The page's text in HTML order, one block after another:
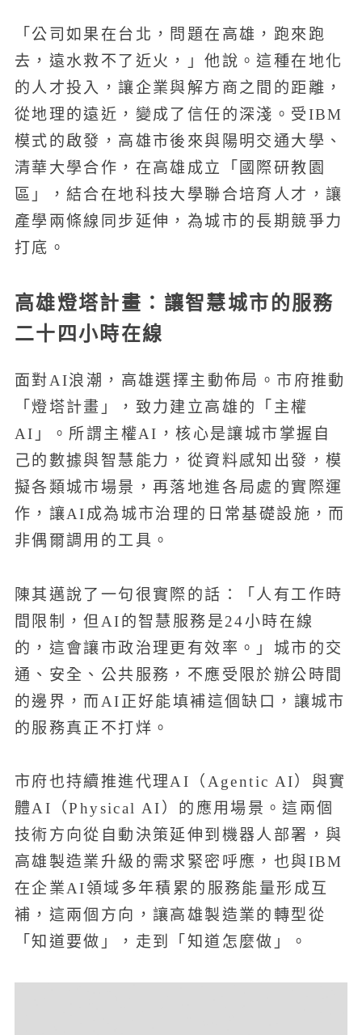
「公司如果在台北，問題在高雄，跑來跑
去，遠水救不了近火，」他說。這種在地化
的人才投入，讓企業與解方商之間的距離，
從地理的遠近，變成了信任的深淺。受IBM
模式的啟發，高雄市後來與陽明交通大學、
清華大學合作，在高雄成立「國際研教園
區」，結合在地科技大學聯合培育人才，讓
產學兩條線同步延伸，為城市的長期競爭力
打底。
高雄燈塔計畫：讓智慧城市的服務
二十四小時在線
面對AI浪潮，高雄選擇主動佈局。市府推動
「燈塔計畫」，致力建立高雄的「主權
AI」。所謂主權AI，核心是讓城市掌握自
己的數據與智慧能力，從資料感知出發，模
擬各類城市場景，再落地進各局處的實際運
作，讓AI成為城市治理的日常基礎設施，而
非偶爾調用的工具。
陳其邁說了一句很實際的話：「人有工作時
間限制，但AI的智慧服務是24小時在線
的，這會讓市政治理更有效率。」城市的交
通、安全、公共服務，不應受限於辦公時間
的邊界，而AI正好能填補這個缺口，讓城市
的服務真正不打烊。
市府也持續推進代理AI（Agentic AI）與實
體AI（Physical AI）的應用場景。這兩個
技術方向從自動決策延伸到機器人部署，與
高雄製造業升級的需求緊密呼應，也與IBM
在企業AI領域多年積累的服務能量形成互
補，這兩個方向，讓高雄製造業的轉型從
「知道要做」，走到「知道怎麼做」。